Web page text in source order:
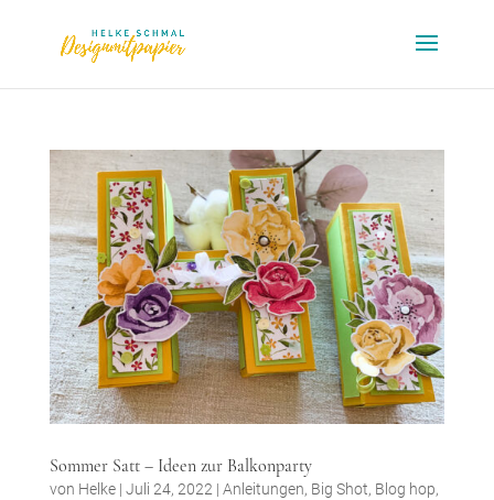
Sommer Satt – Ideen zur Balkonparty
von Helke| Juli 24, 2022| Anleitungen, Big Shot, Blog hop,